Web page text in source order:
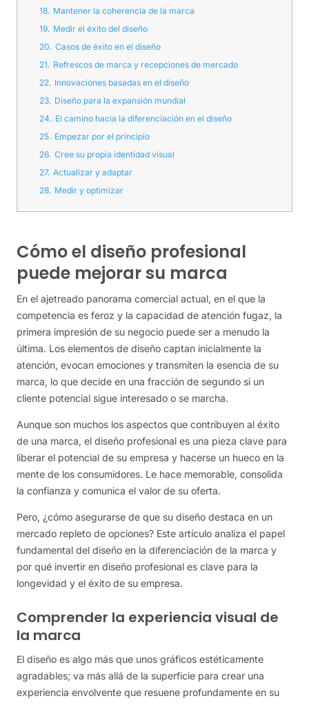
18. Mantener la coherencia de la marca
19. Medir el éxito del diseño
20. Casos de éxito en el diseño
21. Refrescos de marca y recepciones de mercado
22. Innovaciones basadas en el diseño
23. Diseño para la expansión mundial
24. El camino hacia la diferenciación en el diseño
25. Empezar por el principio
26. Cree su propia identidad visual
27. Actualizar y adaptar
28. Medir y optimizar
Cómo el diseño profesional
puede mejorar su marca
En el ajetreado panorama comercial actual, en el que la
competencia es feroz y la capacidad de atención fugaz, la
primera impresión de su negocio puede ser a menudo la
última. Los elementos de diseño captan inicialmente la
atención, evocan emociones y transmiten la esencia de su
marca, lo que decide en una fracción de segundo si un
cliente potencial sigue interesado o se marcha.
Aunque son muchos los aspectos que contribuyen al éxito
de una marca, el diseño profesional es una pieza clave para
liberar el potencial de su empresa y hacerse un hueco en la
mente de los consumidores. Le hace memorable, consolida
la confianza y comunica el valor de su oferta.
Pero, ¿cómo asegurarse de que su diseño destaca en un
mercado repleto de opciones? Este artículo analiza el papel
fundamental del diseño en la diferenciación de la marca y
por qué invertir en diseño profesional es clave para la
longevidad y el éxito de su empresa.
Comprender la experiencia visual de
la marca
El diseño es algo más que unos gráficos estéticamente
agradables; va más allá de la superficie para crear una
experiencia envolvente que resuene profundamente en su